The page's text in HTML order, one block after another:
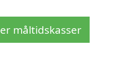
måltidskasser